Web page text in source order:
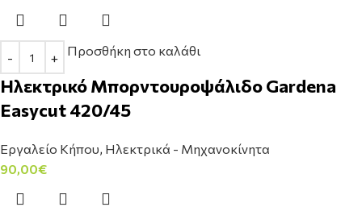
Προσθήκη στο καλάθι
Ηλεκτρικό Μπορντουροψάλιδο Gardena
Easycut 420/45
Εργαλείο Κήπου, Ηλεκτρικά - Μηχανοκίνητα
90,00€